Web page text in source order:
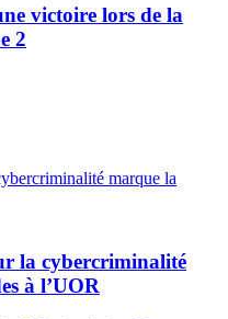
victoire lors de la
2
la cybercriminalité
à l’UOR